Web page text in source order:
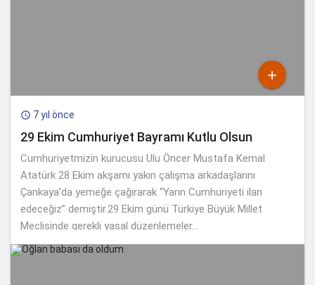

 7 yıl önce
29 Ekim Cumhuriyet Bayramı Kutlu Olsun
Cumhuriyetmizin kurucusu Ulu Öncer Mustafa Kemal
Atatürk 28 Ekim akşamı yakın çalışma arkadaşlarını
Çankaya’da yemeğe çağırarak “Yarın Cumhuriyeti ilan
edeceğiz” demiştir.29 Ekim günü Türkiye Büyük Millet
Meclisinde gerekli yasal düzenlemeler...